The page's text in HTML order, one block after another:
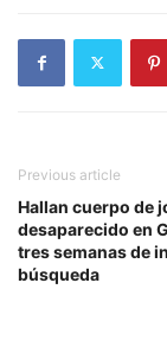
Previous article
Hallan cuerpo de
desaparecido en
tres semanas de
búsqueda